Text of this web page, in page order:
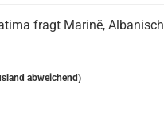
fragt Marinë, Albanisch
abweichend)